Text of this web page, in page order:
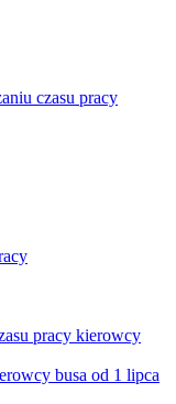
czasu pracy
pracy kierowcy
busa od 1 lipca